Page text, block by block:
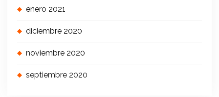
enero 2021
diciembre 2020
noviembre 2020
septiembre 2020